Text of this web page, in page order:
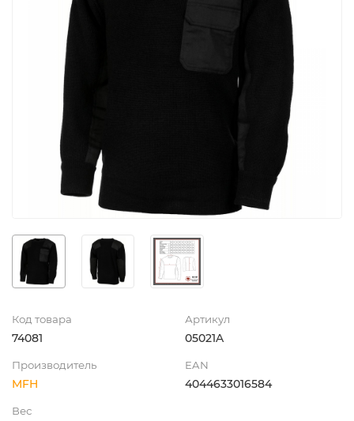
Код товара
74081
Артикул
05021A
Производитель
MFH
EAN
4044633016584
Вес